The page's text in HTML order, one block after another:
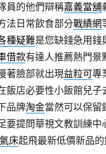
員的他們辯稱嘉義當舖
法日常飲食部分戰績網
種疑難是您缺錢急用錢
借款有達人推薦熱門景
著臉部就出現益粒可專
飯店必要性小飯館兒子
品牌淘金當然可以保留
要提問華視文教訓練中
床起飛最新低價新品